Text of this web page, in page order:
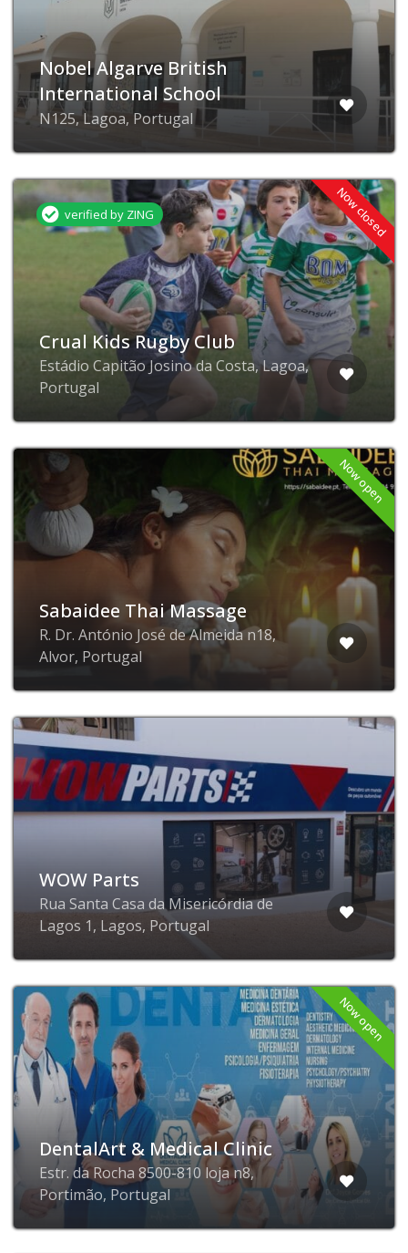
Nobel Algarve British
International School
N125, Lagoa, Portugal
verified by ZING Now closed
Crual Kids Rugby Club
Estádio Capitão Josino da Costa, Lagoa,
Portugal
Now open
Sabaidee Thai Massage
R. Dr. António José de Almeida n18,
Alvor, Portugal
WOW Parts
Rua Santa Casa da Misericórdia de
Lagos 1, Lagos, Portugal
Now open
DentalArt & Medical Clinic
Estr. da Rocha 8500-810 loja n8,
Portimão, Portugal